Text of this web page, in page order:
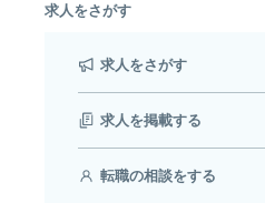
求人をさがす
求人をさがす
求人を掲載する
転職の相談をする